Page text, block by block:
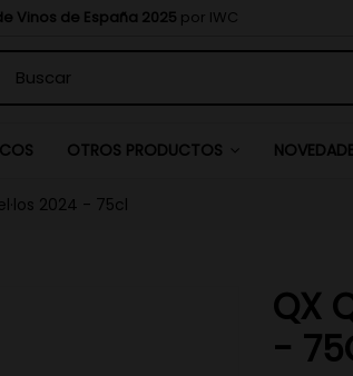
Vinos de España 2025 por IWC
OTROS PRODUCTOS
2024 - 75cl
QX
-